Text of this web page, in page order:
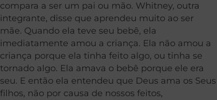
compara a ser um pai ou mão. Whitney, outra
integrante, disse que aprendeu muito ao ser
mãe. Quando ela teve seu bebê, ela
imediatamente amou a criança. Ela não amou a
criança porque ela tinha feito algo, ou tinha se
tornado algo. Ela amava o bebê porque ele era
seu. E então ela entendeu que Deus ama os Seus
filhos, não por causa de nossos feitos,